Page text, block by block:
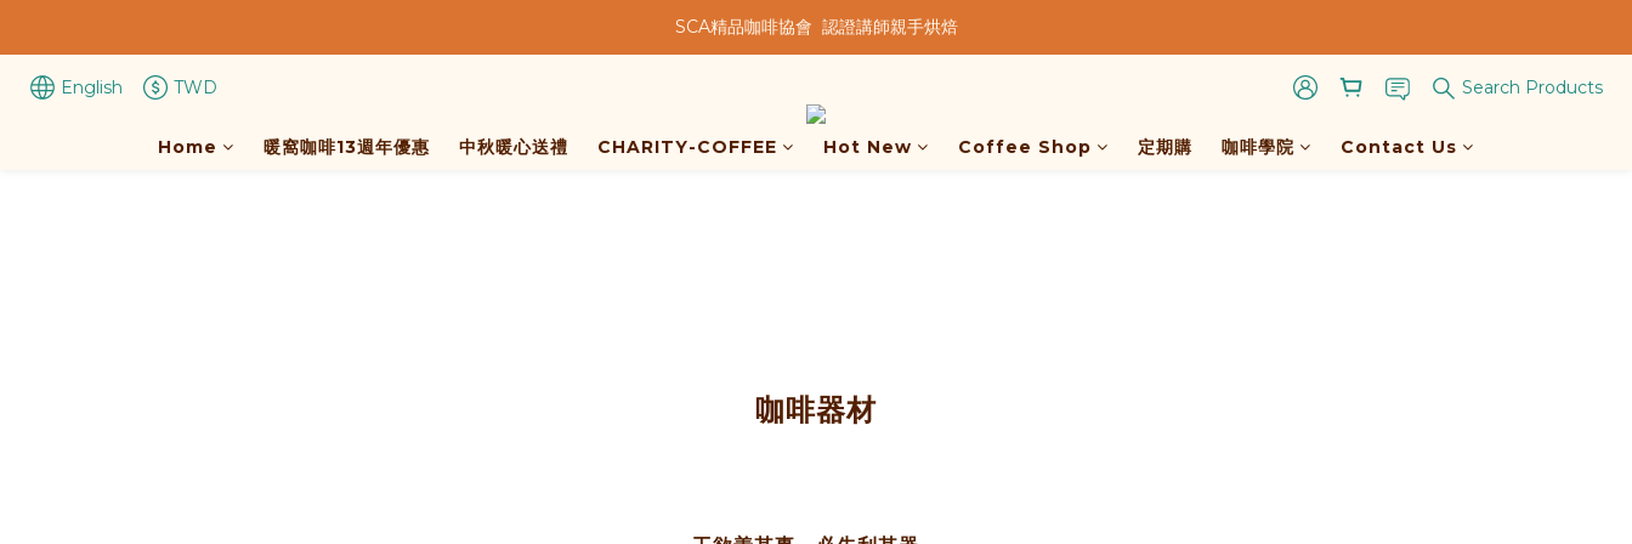
★★歡迎來到暖窩咖啡★★
SCA精品咖啡協會  認證講師親手烘焙
English TWD Search Products
Home 暖窩咖啡13週年優惠 中秋暖心送禮 CHARITY-COFFEE Hot New Coffee Shop 定期購 咖啡學院 Contact Us
咖啡器材